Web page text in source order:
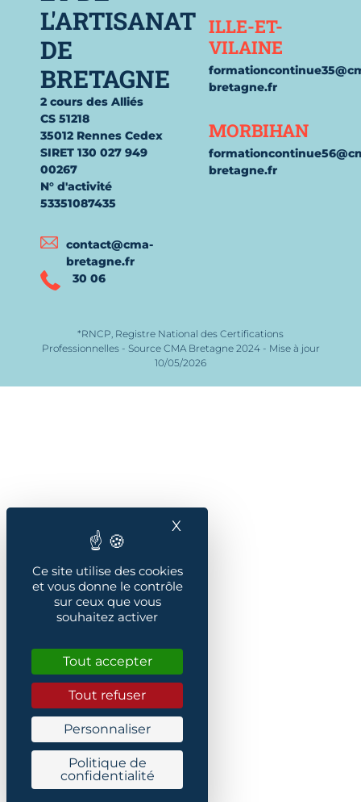
Ce site utilise des cookies
et vous donne le contrôle
sur ceux que vous
souhaitez activer
Tout accepter
Tout refuser
Personnaliser
Politique de
confidentialité
X
L'ARTISANAT
DE
BRETAGNE
2 cours des Alliés
CS 51218
35012 Rennes Cedex
SIRET 130 027 949
00267
N° d'activité
53351087435
contact@cma-
bretagne.fr
30 06
ILLE-ET-
VILAINE
bretagne.fr
MORBIHAN
bretagne.fr
*RNCP, Registre National des Certifications
Professionnelles - Source CMA Bretagne 2024 - Mise à jour
10/05/2026